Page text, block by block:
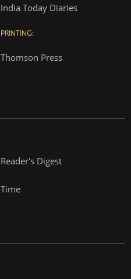
India Today Diaries
PRINTING:
Thomson Press
Reader's Digest
Time